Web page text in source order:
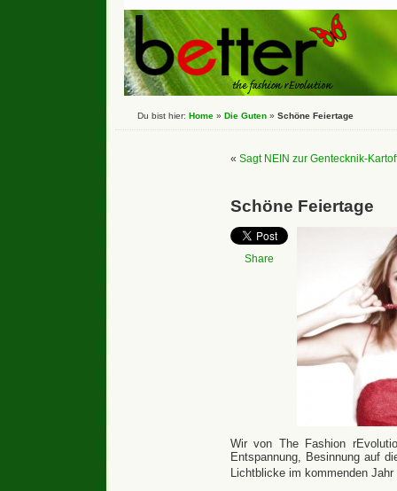
Du bist hier: Home » Die Guten » Schöne Feiertage
« Sagt NEIN zur Gentecknik-
Schöne Feiertage
Share
Wir von The Fashion
Entspannung, Besinnung auf
Lichtblicke im kommenden Jahr